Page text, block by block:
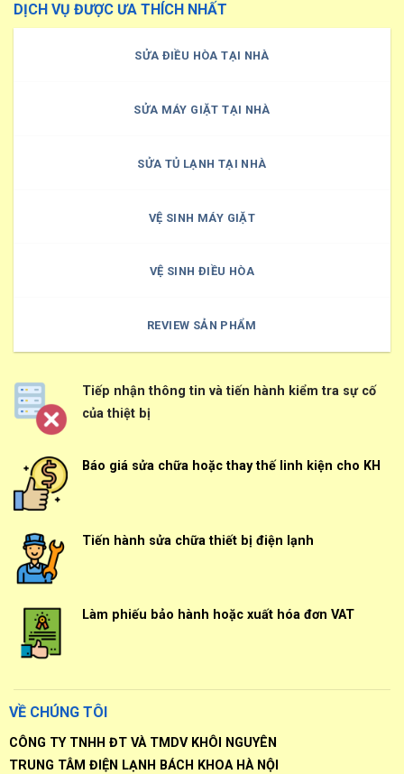
DỊCH VỤ ĐƯỢC ƯA THÍCH NHẤT
SỬA ĐIỀU HÒA TẠI NHÀ
SỬA MÁY GIẶT TẠI NHÀ
SỬA TỦ LẠNH TẠI NHÀ
VỆ SINH MÁY GIẶT
VỆ SINH ĐIỀU HÒA
REVIEW SẢN PHẨM
Tiếp nhận thông tin và tiến hành kiểm tra sự cố
của thiệt bị
Báo giá sửa chữa hoặc thay thế linh kiện cho KH
Tiến hành sửa chữa thiết bị điện lạnh
Làm phiếu bảo hành hoặc xuất hóa đơn VAT
VỀ CHÚNG TÔI
CÔNG TY TNHH ĐT VÀ TMDV KHÔI NGUYÊN
TRUNG TÂM ĐIỆN LẠNH BÁCH KHOA HÀ NỘI